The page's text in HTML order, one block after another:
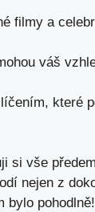
filmy a
váš
které
si vše
nejen z
bylo pohodlně!